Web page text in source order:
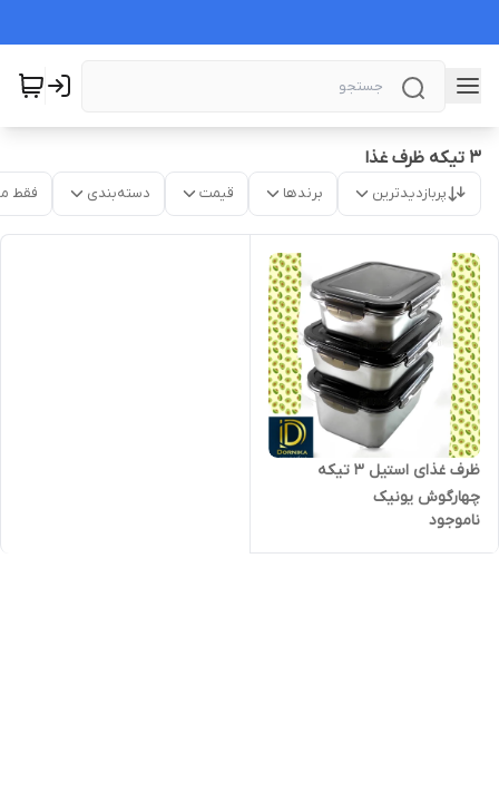
۳ تیکه ظرف غذا
پربازدیدترین برندها قیمت دسته‌بندی فقط
ظرف غذای استیل ۳ تیکه
چهارگوش یونیک
ناموجود